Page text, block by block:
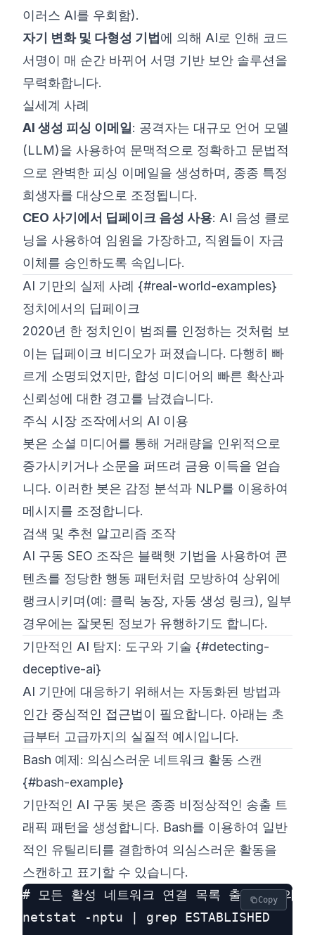
이러스 AI를 우회함).
자기 변화 및 다형성 기법 에 의해 AI로 인해 코드
서명이 매 순간 바뀌어 서명 기반 보안 솔루션을
무력화합니다.
실세계 사례
AI 생성 피싱 이메일 : 공격자는 대규모 언어 모델
(LLM)을 사용하여 문맥적으로 정확하고 문법적
으로 완벽한 피싱 이메일을 생성하며, 종종 특정
희생자를 대상으로 조정됩니다.
CEO 사기에서 딥페이크 음성 사용: AI 음성 클로
닝을 사용하여 임원을 가장하고, 직원들이 자금
이체를 승인하도록 속입니다.
AI 기만의 실제 사례 {#real-world-examples}
정치에서의 딥페이크
2020년 한 정치인이 범죄를 인정하는 것처럼 보
이는 딥페이크 비디오가 퍼졌습니다. 다행히 빠
르게 소명되었지만, 합성 미디어의 빠른 확산과
신뢰성에 대한 경고를 남겼습니다.
주식 시장 조작에서의 AI 이용
봇은 소셜 미디어를 통해 거래량을 인위적으로
증가시키거나 소문을 퍼뜨려 금융 이득을 얻습
니다. 이러한 봇은 감정 분석과 NLP를 이용하여
메시지를 조정합니다.
검색 및 추천 알고리즘 조작
AI 구동 SEO 조작은 블랙햇 기법을 사용하여 콘
텐츠를 정당한 행동 패턴처럼 모방하여 상위에
랭크시키며(예: 클릭 농장, 자동 생성 링크), 일부
경우에는 잘못된 정보가 유행하기도 합니다.
기만적인 AI 탐지: 도구와 기술 {#detecting-
deceptive-ai}
AI 기만에 대응하기 위해서는 자동화된 방법과
인간 중심적인 접근법이 필요합니다. 아래는 초
급부터 고급까지의 실질적 예시입니다.
Bash 예제: 의심스러운 네트워크 활동 스캔
{#bash-example}
기만적인 AI 구동 봇은 종종 비정상적인 송출 트
래픽 패턴을 생성합니다. Bash를 이용하여 일반
적인 유틸리티를 결합하여 의심스러운 활동을
스캔하고 표기할 수 있습니다.
# 모든 활성 네트워크 연결 목록 출력 및 의심
netstat -nptu | grep ESTABLISHED
Copy